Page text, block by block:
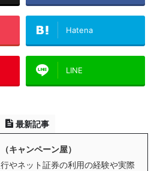
Hatena
LINE
最新記事
キャンペーン屋）
やネット証券の利用の経験や実際